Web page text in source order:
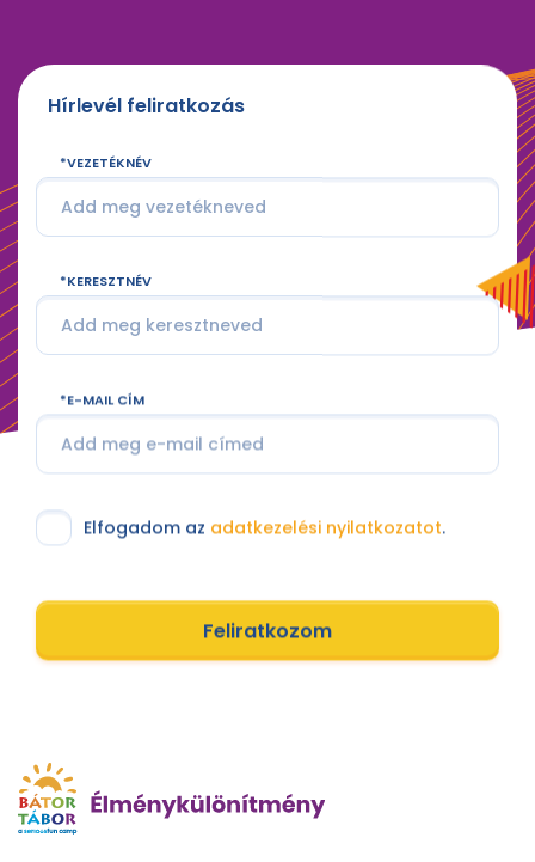
Hírlevél feliratkozás
VEZETÉKNÉV
KERESZTNÉV
E-MAIL CÍM
Elfogadom az adatkezelési nyilatkozatot.
Feliratkozom